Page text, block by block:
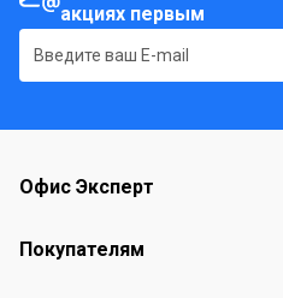
акциях первым
Офис Эксперт
Покупателям